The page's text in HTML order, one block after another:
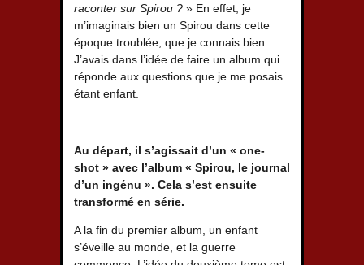
raconter sur Spirou ? » En effet, je
m’imaginais bien un Spirou dans cette
époque troublée, que je connais bien.
J’avais dans l’idée de faire un album qui
réponde aux questions que je me posais
étant enfant.
Au départ, il s’agissait d’un « one-
shot » avec l’album « Spirou, le journal
d’un ingénu ». Cela s’est ensuite
transformé en série.
A la fin du premier album, un enfant
s’éveille au monde, et la guerre